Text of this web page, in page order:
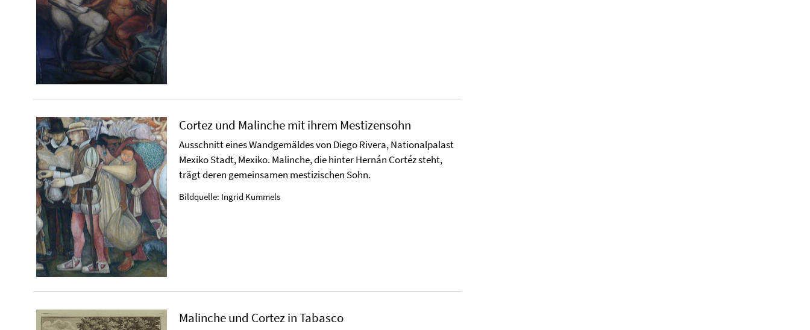
Cortez und Malinche mit ihrem Mestizensohn
Ausschnitt eines Wandgemäldes von Diego Rivera, Nationalpalast
Mexiko Stadt, Mexiko. Malinche, die hinter Hernán Cortéz steht,
trägt deren gemeinsamen mestizischen Sohn.
Bildquelle: Ingrid Kummels
Malinche und Cortez in Tabasco